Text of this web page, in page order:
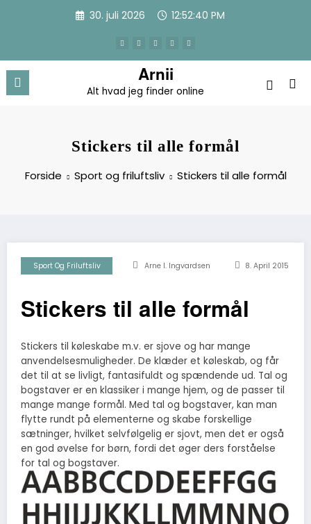
30. juli 2026 12:52:40 PM
Arnii
Alt hvad jeg finder online
Stickers til alle formål
Forside Sport og friluftsliv Stickers til alle formål
Sport Og Friluftsliv Arne I. Ingvardsen 8. April 2015
Stickers til alle formål
Stickers til køleskabe m.v. er sjove og har mange
anvendelsesmuligheder. De klæder et køleskab, og får
det til at se livligt, fantasifuldt og spændende ud. Tal og
bogstaver er en klassiker i mange hjem, og de passer til
mange mange formål. Med tal og bogstaver, kan man
flytte rundt på elementerne og skabe forskellige
sætninger, hvilket selvfølgelig er sjovt, men det er også
en god øvelse for børn, fordi det øger ders forståelse
for tal og bogstaver.